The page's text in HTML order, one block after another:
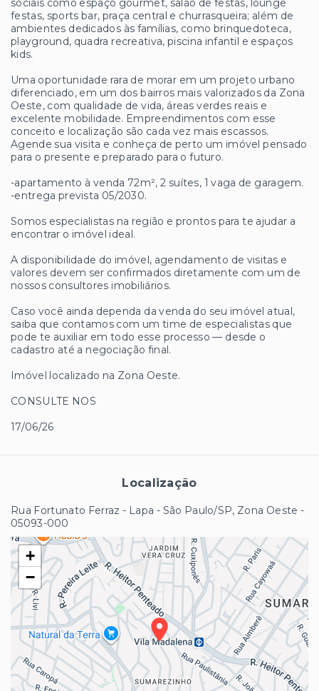
sociais como espaço gourmet, salão de festas, lounge
festas, sports bar, praça central e churrasqueira; além de
ambientes dedicados às famílias, como brinquedoteca,
playground, quadra recreativa, piscina infantil e espaços
kids.
Uma oportunidade rara de morar em um projeto urbano
diferenciado, em um dos bairros mais valorizados da Zona
Oeste, com qualidade de vida, áreas verdes reais e
excelente mobilidade. Empreendimentos com esse
conceito e localização são cada vez mais escassos.
Agende sua visita e conheça de perto um imóvel pensado
para o presente e preparado para o futuro.
-apartamento à venda 72m², 2 suítes, 1 vaga de garagem.
-entrega prevista 05/2030.
Somos especialistas na região e prontos para te ajudar a
encontrar o imóvel ideal.
A disponibilidade do imóvel, agendamento de visitas e
valores devem ser confirmados diretamente com um de
nossos consultores imobiliários.
Caso você ainda dependa da venda do seu imóvel atual,
saiba que contamos com um time de especialistas que
pode te auxiliar em todo esse processo — desde o
cadastro até a negociação final.
Imóvel localizado na Zona Oeste.
CONSULTE NOS
17/06/26
Localização
Rua Fortunato Ferraz - Lapa - São Paulo/SP, Zona Oeste -
05093-000
+
−